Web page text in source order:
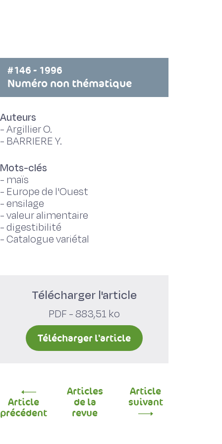
#146 - 1996
Numéro non thématique
Auteurs
-Argillier O.
- BARRIERE Y.
Mots-clés
- maïs
- Europe de l'Ouest
-ensilage
-valeur alimentaire
-digestibilité
-Catalogue variétal
Télécharger l'article
PDF - 883,51 ko
Télécharger l'article
Article
précédent
Articles
de la
revue
Article
suivant